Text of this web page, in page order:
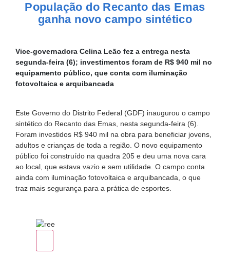
População do Recanto das Emas
ganha novo campo sintético
Vice-governadora Celina Leão fez a entrega nesta
segunda-feira (6); investimentos foram de R$ 940 mil no
equipamento público, que conta com iluminação
fotovoltaica e arquibancada
Este Governo do Distrito Federal (GDF) inaugurou o campo
sintético do Recanto das Emas, nesta segunda-feira (6).
Foram investidos R$ 940 mil na obra para beneficiar jovens,
adultos e crianças de toda a região. O novo equipamento
público foi construído na quadra 205 e deu uma nova cara
ao local, que estava vazio e sem utilidade. O campo conta
ainda com iluminação fotovoltaica e arquibancada, o que
traz mais segurança para a prática de esportes.